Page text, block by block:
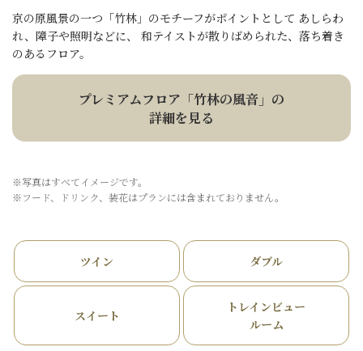
京の原風景の一つ「竹林」のモチーフがポイントとして あしらわ
れ、障子や照明などに、 和テイストが散りばめられた、落ち着き
のあるフロア。
プレミアムフロア「竹林の風音」の
詳細を見る
※写真はすべてイメージです。
※フード、ドリンク、装花はプランには含まれておりません。
ツイン ダブル
スイート
トレインビュー
ルーム